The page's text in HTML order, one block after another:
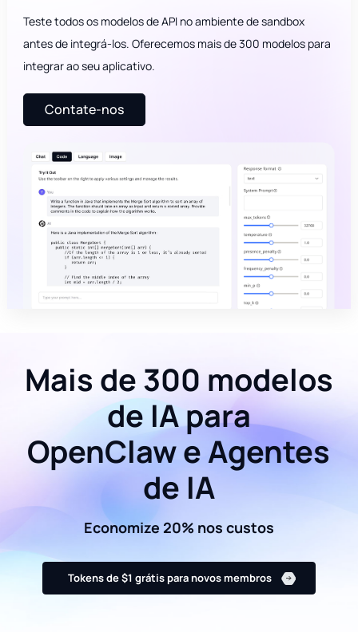
Teste todos os modelos de API no ambiente de sandbox
antes de integrá-los. Oferecemos mais de 300 modelos para
integrar ao seu aplicativo.
Contate-nos
Mais de 300 modelos
de IA para
OpenClaw e Agentes
de IA
Economize 20% nos custos
Tokens de $1 grátis para novos membros